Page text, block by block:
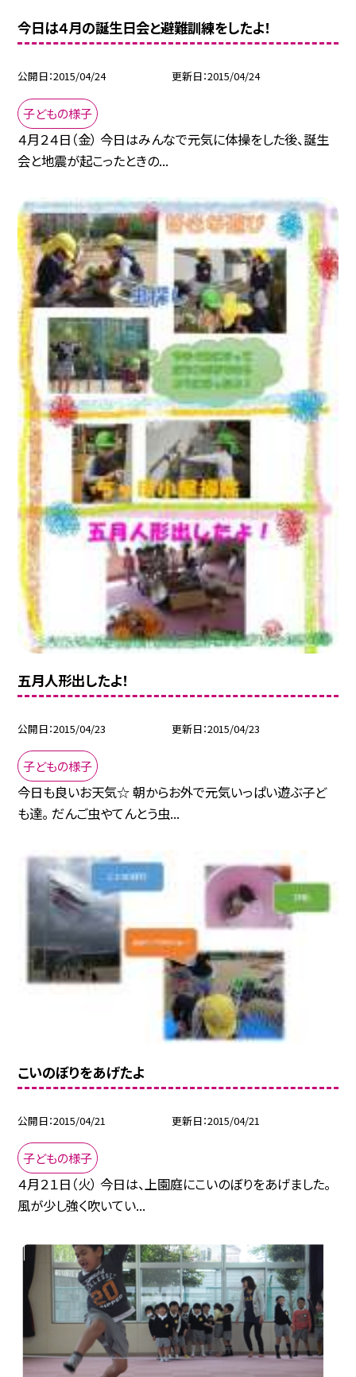
今日は４月の誕生日会と避難訓練をしたよ！
公開日 2015/04/24 更新日 2015/04/24
子どもの様子
４月２４日（金） 今日はみんなで元気に体操をした後、誕生
会と地震が起こったときの...
五月人形出したよ！
公開日 2015/04/23 更新日 2015/04/23
子どもの様子
今日も良いお天気☆ 朝からお外で元気いっぱい遊ぶ子ど
も達。 だんご虫やてんとう虫...
こいのぼりをあげたよ
公開日 2015/04/21 更新日 2015/04/21
子どもの様子
４月２１日（火） 今日は、上園庭にこいのぼりをあげました。
風が少し強く吹いてい...